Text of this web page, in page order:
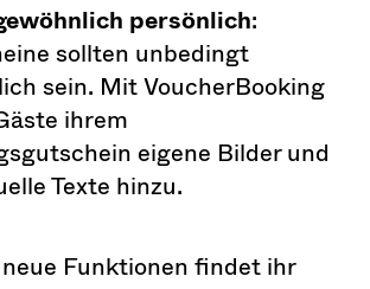
persönlich:
sollten unbedingt
sein. Mit VoucherBooking
ihrem
eigene Bilder und
Texte hinzu.
Funktionen findet ihr